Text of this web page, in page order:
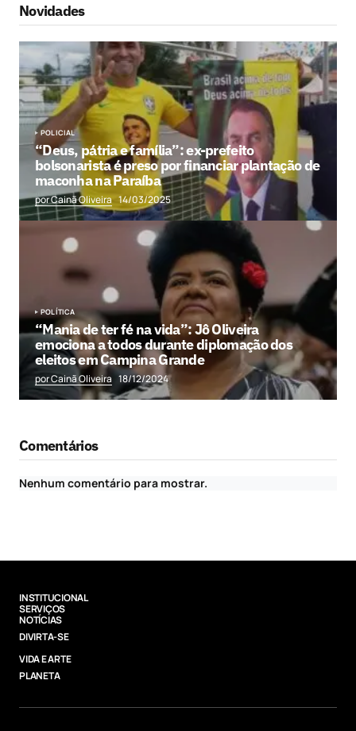
Novidades
POLICIAL
“Deus, pátria e família”: ex-prefeito
bolsonarista é preso por financiar plantação de
maconha na Paraíba
por Cainã Oliveira 14/03/2025
POLÍTICA
“Mania de ter fé na vida”: Jô Oliveira
emociona a todos durante diplomação dos
eleitos em Campina Grande
por Cainã Oliveira 18/12/2024
Comentários
Nenhum comentário para mostrar.
INSTITUCIONAL
SERVIÇOS
NOTÍCIAS
DIVIRTA-SE
VIDA E ARTE
PLANETA